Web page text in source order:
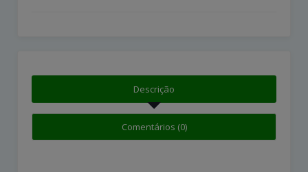
Descrição
Comentários (0)